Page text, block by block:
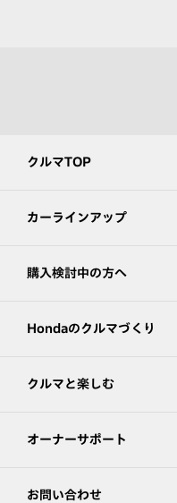
クルマTOP
カーラインアップ
購入検討中の方へ
Hondaのクルマづくり
クルマと楽しむ
オーナーサポート
お問い合わせ